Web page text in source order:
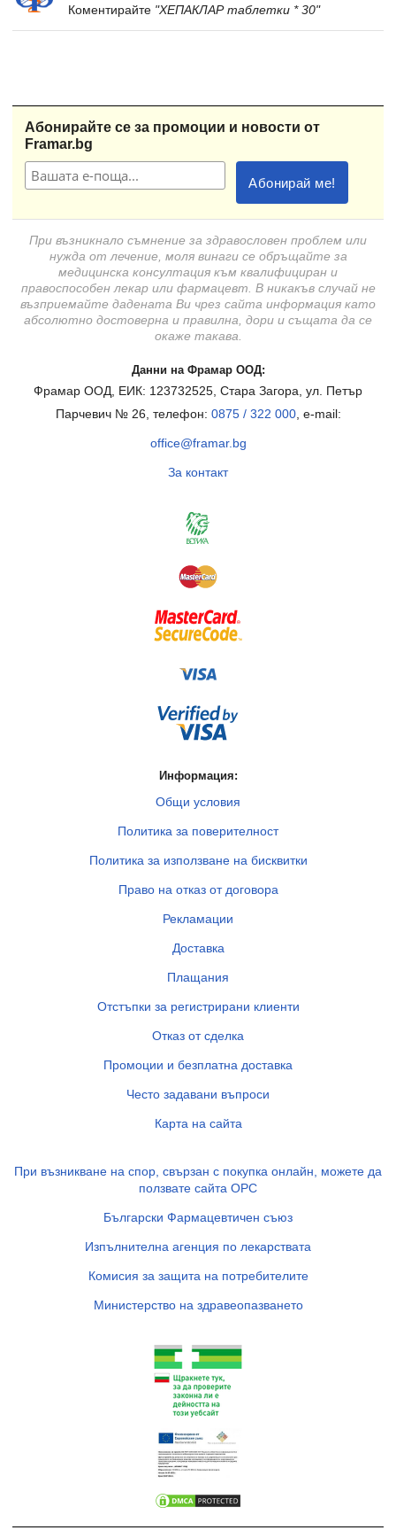
Коментирайте "ХЕПАКЛАР таблетки * 30"
Абонирайте се за промоции и новости от
Framar.bg
При възникнало съмнение за здравословен проблем или
нужда от лечение, моля винаги се обръщайте за
медицинска консултация към квалифициран и
правоспособен лекар или фармацевт. В никакъв случай не
възприемайте дадената Ви чрез сайта информация като
абсолютно достоверна и правилна, дори и същата да се
окаже такава.
Данни на Фрамар ООД:
Фрамар ООД, ЕИК: 123732525, Стара Загора, ул. Петър
Парчевич № 26, телефон: 0875 / 322 000, e-mail:
office@framar.bg
За контакт
Информация:
Общи условия
Политика за поверителност
Политика за използване на бисквитки
Право на отказ от договора
Рекламации
Доставка
Плащания
Отстъпки за регистрирани клиенти
Отказ от сделка
Промоции и безплатна доставка
Често задавани въпроси
Карта на сайта
При възникване на спор, свързан с покупка онлайн, можете да
ползвате сайта ОРС
Български Фармацевтичен съюз
Изпълнителна агенция по лекарствата
Комисия за защита на потребителите
Министерство на здравеопазването